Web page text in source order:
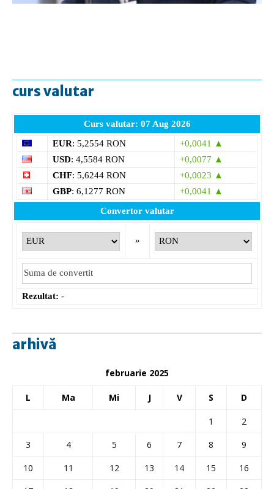
curs valutar
Curs valutar: 07 Aug 2026
EUR: 5,2554 RON
+0,0041 ▲
USD: 4,5584 RON
+0,0077 ▲
CHF: 5,6244 RON
+0,0023 ▲
GBP: 6,1277 RON
+0,0041 ▲
Convertor valutar
»
Rezultat: -
arhivă
februarie 2025
L Ma Mi J V S D
1
2
3
4 5 6 7 8
9
10
11 12 13 14 15
16